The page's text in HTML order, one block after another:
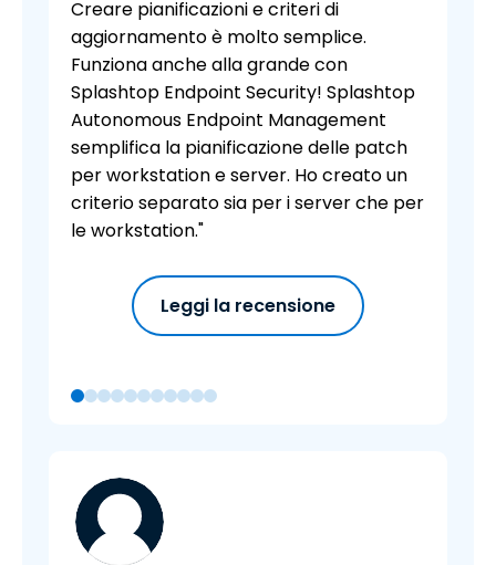
Creare pianificazioni e criteri di
aggiornamento è molto semplice.
Funziona anche alla grande con
Splashtop Endpoint Security! Splashtop
Autonomous Endpoint Management
semplifica la pianificazione delle patch
per workstation e server. Ho creato un
criterio separato sia per i server che per
le workstation."
Leggi la recensione